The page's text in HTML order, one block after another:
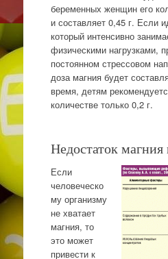
беременных женщин его
и составляет 0,45 г. Если
который интенсивно
физическими нагрузками,
постоянном стрессовом
доза магния будет
время, детям
количестве только 0,2 г.
Недостаток магния
Если
человеческо
му организму
не хватает
магния, то
это может
привести к